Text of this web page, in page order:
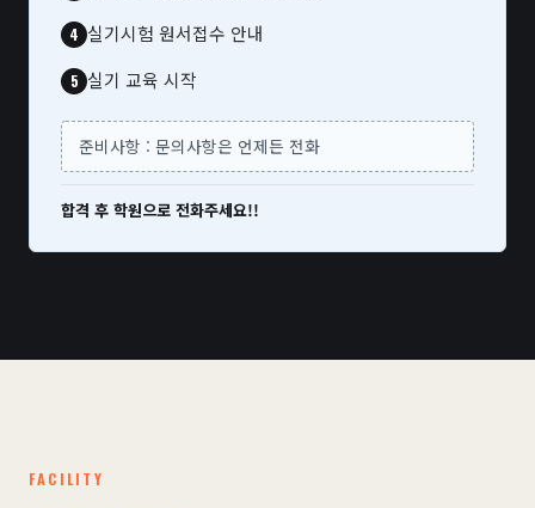
실기시험 원서접수 안내
실기 교육 시작
준비사항 : 문의사항은 언제든 전화
합격 후 학원으로 전화주세요!!
FACILITY